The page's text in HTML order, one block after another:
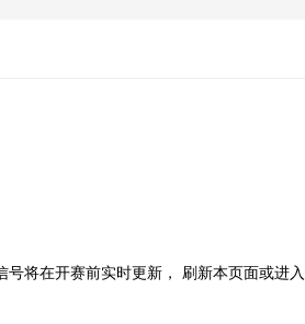
将在开赛前实时更新， 刷新本页面或进入